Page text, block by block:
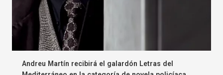
Andreu Martín recibirá el galardón Letras del